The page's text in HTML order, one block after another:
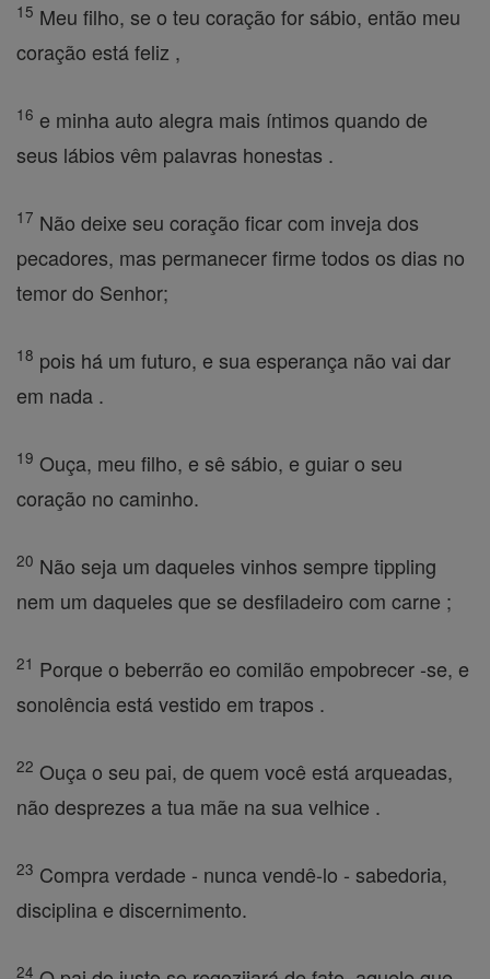
15 Meu filho, se o teu coração for sábio, então meu
coração está feliz ,
16 e minha auto alegra mais íntimos quando de
seus lábios vêm palavras honestas .
17 Não deixe seu coração ficar com inveja dos
pecadores, mas permanecer firme todos os dias no
temor do Senhor;
18 pois há um futuro, e sua esperança não vai dar
em nada .
19 Ouça, meu filho, e sê sábio, e guiar o seu
coração no caminho.
20 Não seja um daqueles vinhos sempre tippling
nem um daqueles que se desfiladeiro com carne ;
21 Porque o beberrão eo comilão empobrecer -se, e
sonolência está vestido em trapos .
22 Ouça o seu pai, de quem você está arqueadas,
não desprezes a tua mãe na sua velhice .
23 Compra verdade - nunca vendê-lo - sabedoria,
disciplina e discernimento.
24